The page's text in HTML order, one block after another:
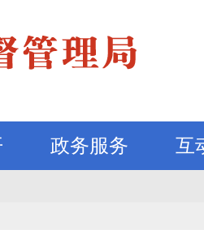
政务服务 互